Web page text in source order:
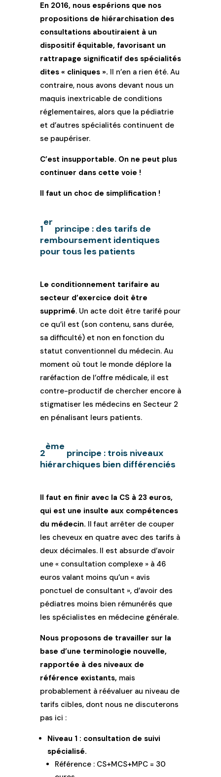
En 2016, nous espérions que nos
propositions de hiérarchisation des
consultations aboutiraient à un
dispositif équitable, favorisant un
rattrapage significatif des spécialités
dites « cliniques ». Il n’en a rien été. Au
contraire, nous avons devant nous un
maquis inextricable de conditions
réglementaires, alors que la pédiatrie
et d’autres spécialités continuent de
se paupériser.
C’est insupportable. On ne peut plus
continuer dans cette voie !
Il faut un choc de simplification !
1
er
principe : des tarifs de
remboursement identiques
pour tous les patients
Le conditionnement tarifaire au
secteur d’exercice doit être
supprimé. Un acte doit être tarifé pour
ce qu’il est (son contenu, sans durée,
sa difficulté) et non en fonction du
statut conventionnel du médecin. Au
moment où tout le monde déplore la
raréfaction de l’offre médicale, il est
contre-productif de chercher encore à
stigmatiser les médecins en Secteur 2
en pénalisant leurs patients.
2
ème
principe : trois niveaux
hiérarchiques bien différenciés
Il faut en finir avec la CS à 23 euros,
qui est une insulte aux compétences
du médecin. Il faut arrêter de couper
les cheveux en quatre avec des tarifs à
deux décimales. Il est absurde d’avoir
une « consultation complexe » à 46
euros valant moins qu’un « avis
ponctuel de consultant », d’avoir des
pédiatres moins bien rémunérés que
les spécialistes en médecine générale.
Nous proposons de travailler sur la
base d’une terminologie nouvelle,
rapportée à des niveaux de
référence existants, mais
probablement à réévaluer au niveau de
tarifs cibles, dont nous ne discuterons
pas ici :
Niveau 1 : consultation de suivi
spécialisé.
Référence : CS+MCS+MPC = 30